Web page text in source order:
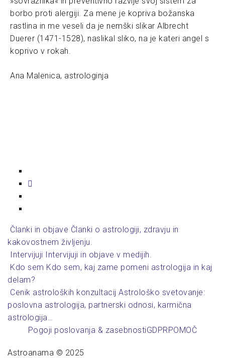
borbo proti alergiji. Za mene je kopriva božanska
rastlina in me veseli da je nemški slikar Albrecht
Duerer (1471-1528), naslikal sliko, na je kateri angel s
koprivo v rokah.
Ana Malenica, astrologinja
prispevkih
Članki in objave Članki o astrologiji, zdravju in
kakovostnem življenju.
Intervijuji Intervijuji in objave v medijih.
Kdo sem Kdo sem, kaj zame pomeni astrologija in kaj
delam?
Cenik astroloških konzultacij Astrološko svetovanje:
poslovna astrologija, partnerski odnosi, karmična
astrologija…
Pogoji poslovanja & zasebnostiGDPRPOMOČ
Astroanama © 2025